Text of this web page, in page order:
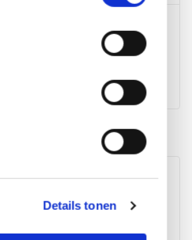
Details tonen
XXL Megastore -